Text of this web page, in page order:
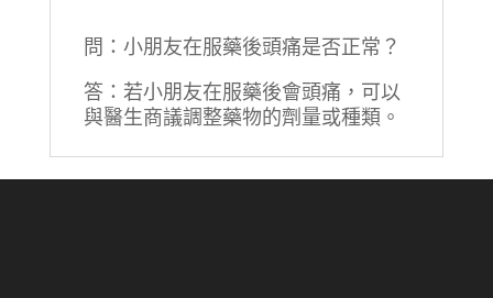
問：小朋友在服藥後頭痛是否正常？
答：若小朋友在服藥後會頭痛，可以
與醫生商議調整藥物的劑量或種類。